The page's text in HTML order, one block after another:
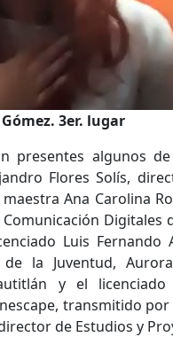
3er. lugar
presentes algunos
Flores Solís,
maestra Ana Carolina
Digitales
Luis Fernando
la Juventud,
y el licenciado
transmitido por
de Estudios y